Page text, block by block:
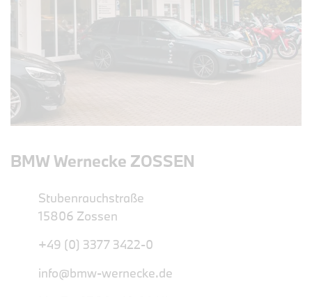
BMW Wernecke ZOSSEN
Stubenrauchstraße
15806 Zossen
+49 (0) 3377 3422-0
info@bmw-wernecke.de